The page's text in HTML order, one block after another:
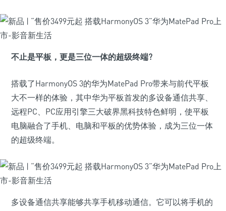
不止是平板，更是三位一体的超级终端?
搭载了HarmonyOS 3的华为MatePad Pro带来与前代平板
大不一样的体验，其中华为平板首发的多设备通信共享、
远程PC、PC应用引擎三大破界黑科技特色鲜明，使平板
电脑融合了手机、电脑和平板的优势体验，成为三位一体
的超级终端。
多设备通信共享能够共享手机移动通信。它可以将手机的